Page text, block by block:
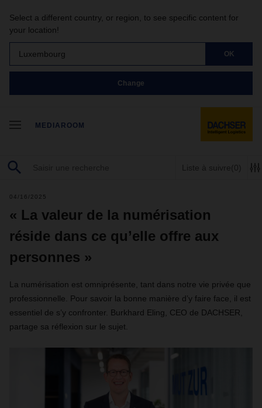
Select a different country, or region, to see specific content for
your location!
Luxembourg OK
Change
MEDIAROOM
Liste à suivre(0)
04/16/2025
« La valeur de la numérisation
réside dans ce qu’elle offre aux
personnes »
La numérisation est omniprésente, tant dans notre vie privée que
professionnelle. Pour savoir la bonne manière d’y faire face, il est
essentiel de s’y confronter. Burkhard Eling, CEO de DACHSER,
partage sa réflexion sur le sujet.